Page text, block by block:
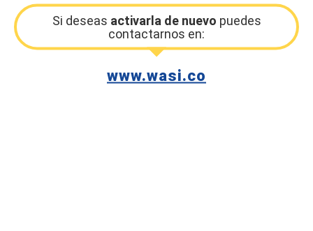
Si deseas activarla de nuevo puedes
contactarnos en:
www.wasi.co